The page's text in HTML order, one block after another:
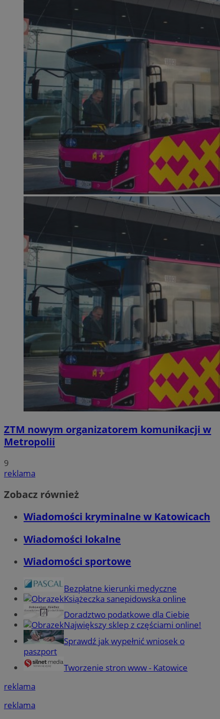
ZTM nowym organizatorem komunikacji w
Metropolii
9
reklama
Zobacz również
Wiadomości kryminalne w Katowicach
Wiadomości lokalne
Wiadomości sportowe
Bezpłatne kierunki medyczne
Książeczka sanepidowska online
Doradztwo podatkowe dla Ciebie
Największy sklep z częściami online!
Sprawdź jak wypełnić wniosek o
paszport
Tworzenie stron www - Katowice
reklama
reklama